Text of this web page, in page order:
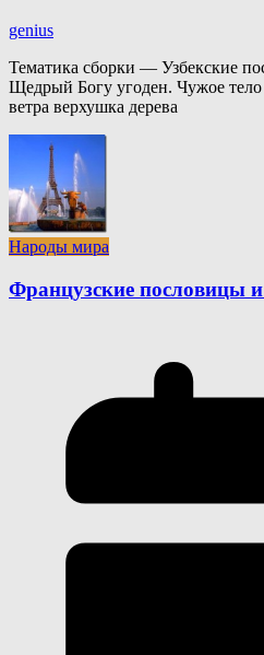
genius
Тематика сборки — Узбекские
Щедрый Богу угоден. Чужое тело
ветра верхушка дерева
Народы мира
Французские пословицы